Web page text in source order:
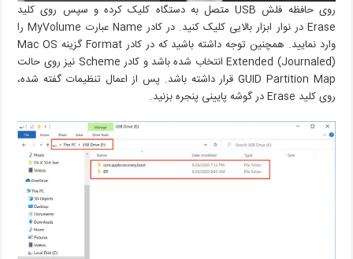
روی حافظه فلش USB متصل به دستگاه کلیک کرده و سپس روی کلید
Erase در نوار ابزار بالایی کلیک کنید. در کادر Name عبارت MyVolume را
وارد نمایید. همچنین توجه داشته باشید که در کادر Format گزینه Mac OS
Extended (Journaled) انتخاب شده باشد و کادر Scheme نیز روی حالت
GUID Partition Map قرار داشته باشد. پس از اعمال تنظیمات گفته شده،
روی کلید Erase در گوشه پایینی پنجره بزنید.